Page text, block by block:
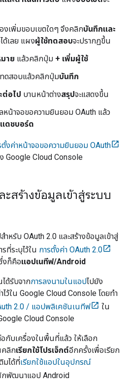
งเพิ่มขอบเขตใดๆ จึงคลิกบันทึกและ
ได้เลย แผงผู้ใช้ทดสอบจะปรากฏขึ้น
าย แล้วคลิกปุ่ม + เพิ่มผู้ใช้
ดสอบแล้วคลิกปุ่มบันทึก
ต่อไป บานหน้าต่างสรุปจะแสดงขึ้น
หน้าจอขอความยินยอม OAuth แล้ว
ดชบอร์ด
ตั้งค่าหน้าจอขอความยินยอม OAuth
Google Cloud Console
สร้างข้อมูลเข้าสู่ระบบ
หรับ OAuth 2.0 และสร้างข้อมูลเข้าสู่
ที่ระบุไว้ใน การตั้งค่า OAuth 2.0
งก็คือแอปเนทีฟ/Android
ด้รับจากการลงนามในแอปไปยัง
ว้ใน Google Cloud Console โดยทำ
2.0 / แอปพลิเคชันเนทีฟ
ใน
Cloud Console
กับเครื่องในพื้นที่แล้ว ให้เลือก
คลิกเรียกใช้โปรเจ็กต์อีกครั้งเพื่อเรียก
มได้ที่เรียกใช้แอปในอุปกรณ์
กพัฒนาแอป Android